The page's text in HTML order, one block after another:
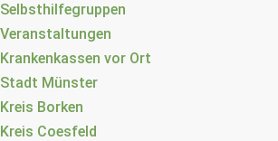
Selbsthilfegruppen
Veranstaltungen
Krankenkassen vor Ort
Stadt Münster
Kreis Borken
Kreis Coesfeld